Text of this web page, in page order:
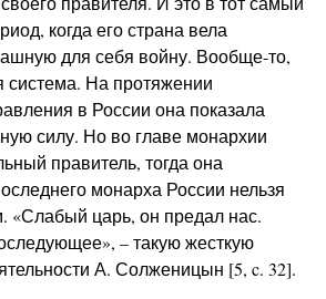
когда его страна вела
для себя войну. Вообще-то,
система. На протяжении
в России она показала
силу. Но во главе монархии
правитель, тогда она
монарха России нельзя
«Слабый царь, он предал нас.
– такую жесткую
А. Солженицын [5, c. 32].